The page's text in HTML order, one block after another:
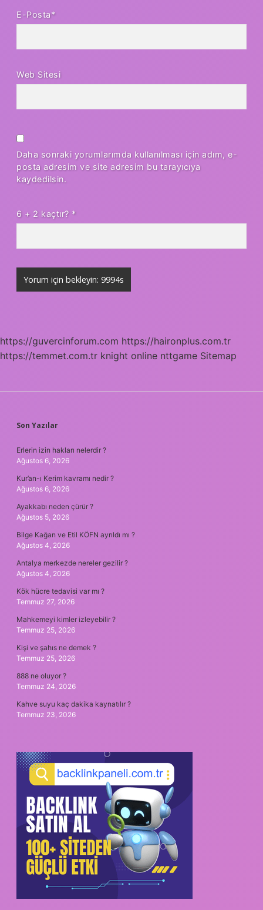
E-Posta*
Web Sitesi
Daha sonraki yorumlarımda kullanılması için adım, e-
posta adresim ve site adresim bu tarayıcıya
kaydedilsin.
6 + 2 kaçtır? *
https://guvercinforum.com https://haironplus.com.tr
https://temmet.com.tr knight online nttgame Sitemap
SIDEBAR
Son Yazılar
Erlerin izin hakları nelerdir ?
Ağustos 6, 2026
Kur’an-ı Kerim kavramı nedir ?
Ağustos 6, 2026
Ayakkabı neden çürür ?
Ağustos 5, 2026
Bilge Kağan ve Etil KÖFN ayrıldı mı ?
Ağustos 4, 2026
Antalya merkezde nereler gezilir ?
Ağustos 4, 2026
Kök hücre tedavisi var mı ?
Temmuz 27, 2026
Mahkemeyi kimler izleyebilir ?
Temmuz 25, 2026
Kişi ve şahıs ne demek ?
Temmuz 25, 2026
888 ne oluyor ?
Temmuz 24, 2026
Kahve suyu kaç dakika kaynatılır ?
Temmuz 23, 2026